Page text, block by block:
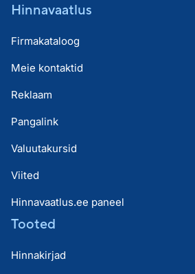
Hinnavaatlus
Firmakataloog
Meie kontaktid
Reklaam
Pangalink
Valuutakursid
Viited
Hinnavaatlus.ee paneel
Tooted
Hinnakirjad